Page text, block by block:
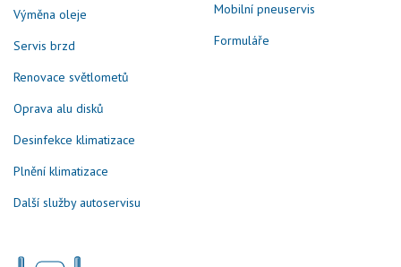
Výměna oleje
Servis brzd
Renovace světlometů
Oprava alu disků
Desinfekce klimatizace
Plnění klimatizace
Další služby autoservisu
Mobilní pneuservis
Formuláře